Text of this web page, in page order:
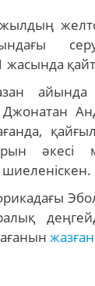
жасында
айында
әкесі